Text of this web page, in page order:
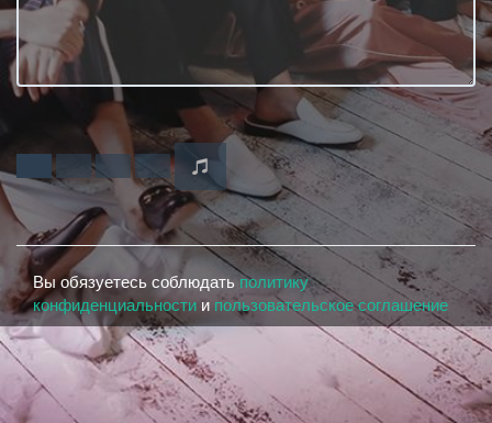
Вы обязуетесь соблюдатьполитику
конфиденциальности и пользовательское соглашение